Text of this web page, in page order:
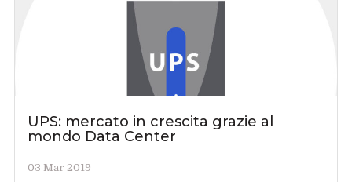
UPS: mercato in crescita grazie al
mondo Data Center
03 Mar 2019